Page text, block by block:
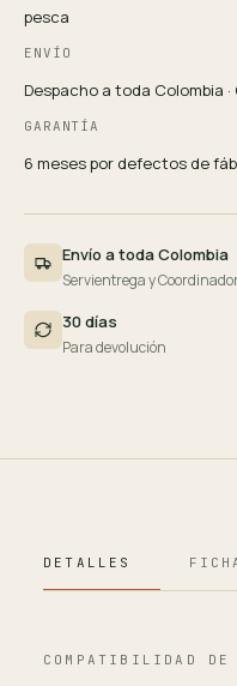
pesca
ENVÍO
Despacho a toda Colombia
GARANTÍA
6 meses por defectos de
Envío a toda Colombia
Servientrega y
30 días
Para devolución
DETALLES
COMPATIBILIDAD DE